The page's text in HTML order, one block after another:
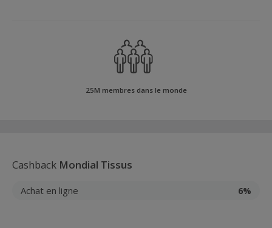
25M membres dans le monde
Cashback Mondial Tissus
Achat en ligne 6%